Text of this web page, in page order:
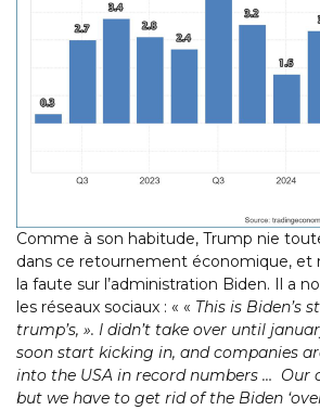
Comme à son habitude, Trump nie
dans ce retournement économique, et
la faute sur l’administration Biden. Il a
les réseaux sociaux : « « This is Biden’s
trump’s, ». I didn’t take over until
soon start kicking in, and companies
into the USA in record numbers … Our
but we have to get rid of the Biden